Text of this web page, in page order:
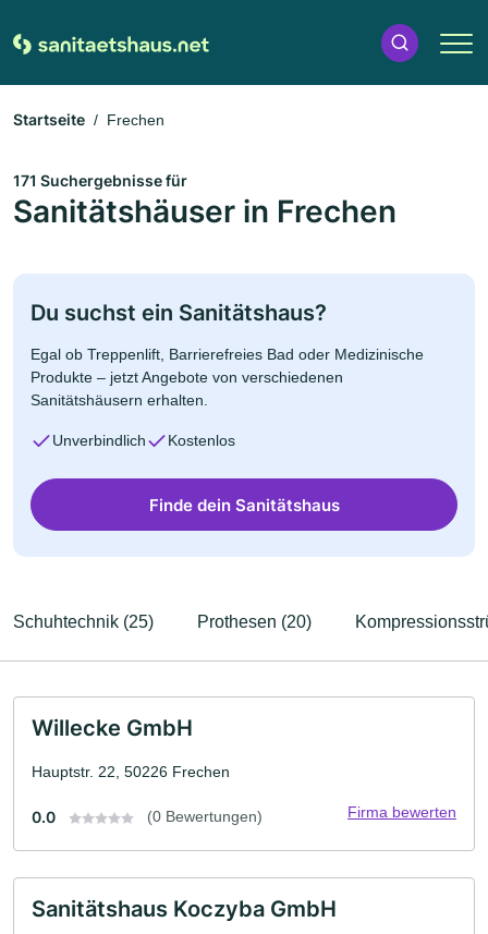
Startseite Frechen
171 Suchergebnisse für
Sanitätshäuser in Frechen
Du suchst ein Sanitätshaus?
Egal ob Treppenlift, Barrierefreies Bad oder Medizinische
Produkte – jetzt Angebote von verschiedenen
Sanitätshäusern erhalten.
Unverbindlich Kostenlos
Finde dein Sanitätshaus
Schuhtechnik (25) Prothesen (20)
Willecke GmbH
Hauptstr. 22, 50226 Frechen
0.0 (0 Bewertungen) Firma bewerten
Sanitätshaus Koczyba GmbH